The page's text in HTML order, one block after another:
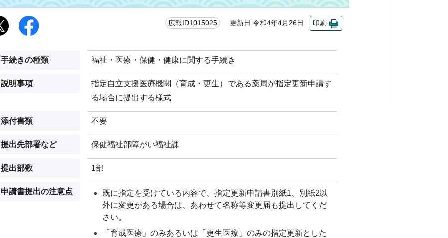
広報ID1015025 更新日 令和4年4月26日 印刷
手続きの種類 福祉・医療・保健・健康に関する手続き
説明事項
指定自立支援医療機関（育成・更生）である薬局が指定更新申請す
る場合に提出する様式
添付書類 不要
提出先部署など 保健福祉部障がい福祉課
提出部数 1部
申請書提出の注意点
既に指定を受けている内容で、指定更新申請書別紙1、別紙2以
外に変更がある場合は、あわせて名称等変更届も提出してくだ
さい。
「育成医療」のみあるいは「更生医療」のみの指定更新とした